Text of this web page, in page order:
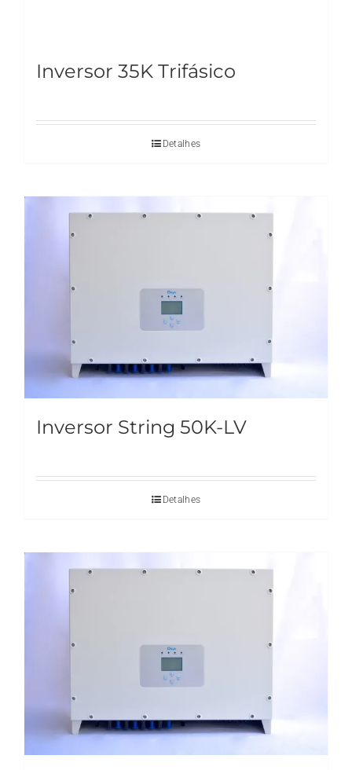
Inversor 35K Trifásico
Detalhes
Inversor String 50K-LV
Detalhes